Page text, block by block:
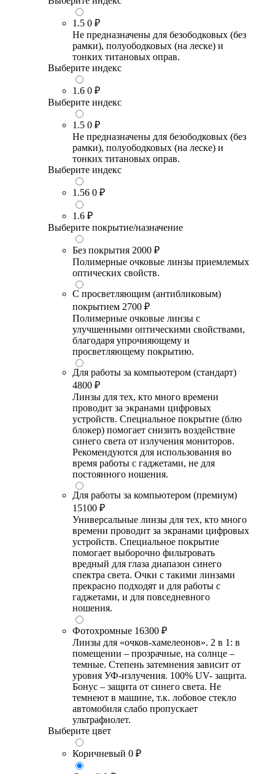
1.5 0 ₽
Не предназначены для безободковых (без
рамки), полуободковых (на леске) и
тонких титановых оправ.
Выберите индекс
1.6 0 ₽
Выберите индекс
1.5 0 ₽
Не предназначены для безободковых (без
рамки), полуободковых (на леске) и
тонких титановых оправ.
Выберите индекс
1.56 0 ₽
1.6 ₽
Выберите покрытие/назначение
Без покрытия 2000 ₽
Полимерные очковые линзы приемлемых
оптических свойств.
С просветляющим (антибликовым)
покрытием 2700 ₽
Полимерные очковые линзы с
улучшенными оптическими свойствами,
благодаря упрочняющему и
просветляющему покрытию.
Для работы за компьютером (стандарт)
4800 ₽
Линзы для тех, кто много времени
проводит за экранами цифровых
устройств. Специальное покрытие (блю
блокер) помогает снизить воздействие
синего света от излучения мониторов.
Рекомендуются для использования во
время работы с гаджетами, не для
постоянного ношения.
Для работы за компьютером (премиум)
15100 ₽
Универсальные линзы для тех, кто много
времени проводит за экранами цифровых
устройств. Специальное покрытие
помогает выборочно фильтровать
вредный для глаза диапазон синего
спектра света. Очки с такими линзами
прекрасно подходят и для работы с
гаджетами, и для повседневного
ношения.
Фотохромные 16300 ₽
Линзы для «очков-хамелеонов». 2 в 1: в
помещении – прозрачные, на солнце –
темные. Степень затемнения зависит от
уровня УФ-излучения. 100% UV- защита.
Бонус – защита от синего света. Не
темнеют в машине, т.к. лобовое стекло
автомобиля слабо пропускает
ультрафиолет.
Выберите цвет
Коричневый 0 ₽